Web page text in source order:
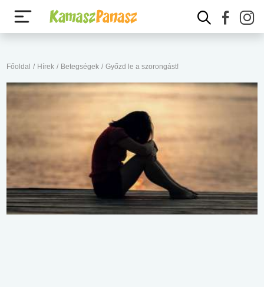
Főoldal / Hírek / Betegségek / Győzd le a szorongást!